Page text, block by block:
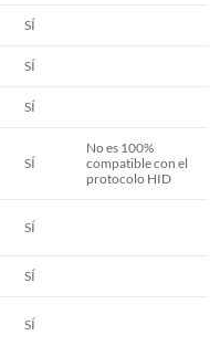
SÍ
SÍ
SÍ
SÍ
No es 100%
compatible con el
protocolo HID
SÍ
SÍ
SÍ